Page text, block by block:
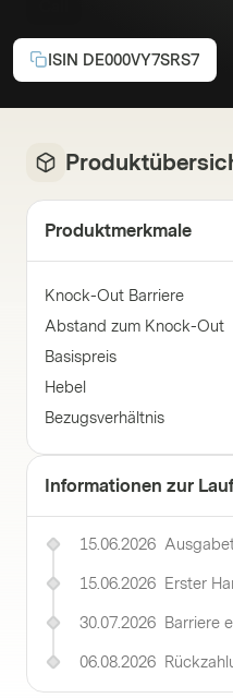
ISIN DE000VY7SRS7
Produktmerkmale
Knock-Out Barriere
Abstand zum Knock-Out
Basispreis
Hebel
Bezugsverhältnis
Informationen zur
15.06.2026
15.06.2026 Erster
30.07.2026 Barriere
06.08.2026